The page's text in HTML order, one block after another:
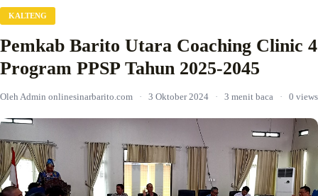
KALTENG
Pemkab Barito Utara Coaching Clinic 4
Program PPSP Tahun 2025-2045
Oleh Admin onlinesinarbarito.com · 3 Oktober 2024 · 3 menit baca · 0 views